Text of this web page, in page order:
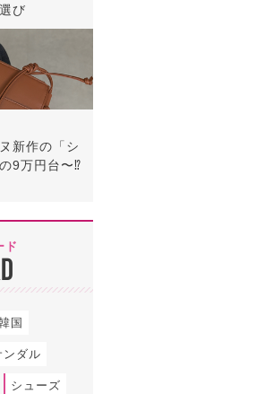
び
新作の「シ
9万円台〜⁉
ド
国
ンダル
シューズ